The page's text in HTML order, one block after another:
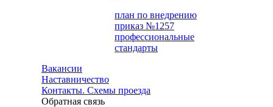
план по внедрению
приказ №1257
профессиональные
стандарты
Вакансии
Наставничество
Контакты. Схемы проезда
Обратная связь